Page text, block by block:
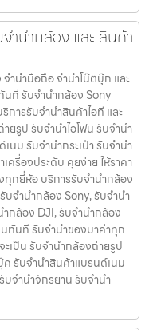
านํากล้อง และ สินค้า
ำนำมือถือ จำนำโน๊ตบุ๊ก และ
นที รับจำนำกล้อง Sony
การรับจํานําสินค้าไอที และ
รูป รับจํานําไอโฟน รับจํานํา
ม รับจํานํากระเป๋า รับจํานํา
ครื่องประดับ คุยง่าย ให้ราคา
กยี่ห้อ บริการรับจำนำกล้อง
จำนำกล้อง Sony, รับจำนำ
กล้อง DJI, รับจำนำกล้อง
นทันที รับจำนำของมาค่าทุก
เป็น รับจํานํากล้องถ่ายรูป
ค รับจํานําสินค้าแบรนด์เนม
บจํานําจักรยาน รับจํานํา